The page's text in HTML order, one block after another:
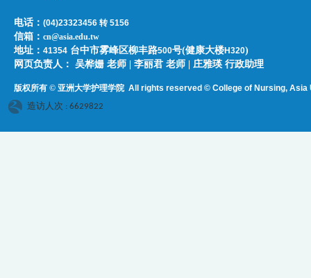
电话：(04)23323456 转 5156
信箱：cn@asia.edu.tw
地址：41354 台中市雾峰区柳丰路500号(健康大楼H320)
网页负责人：​​​ ​吴桦姗 老师 | 李丽君 老师 | 庄雅瑛 行政助理
版权所有 © 亚洲大学护理学院All rights reserved © College of Nursing, Asia
造访人次 : 6629822